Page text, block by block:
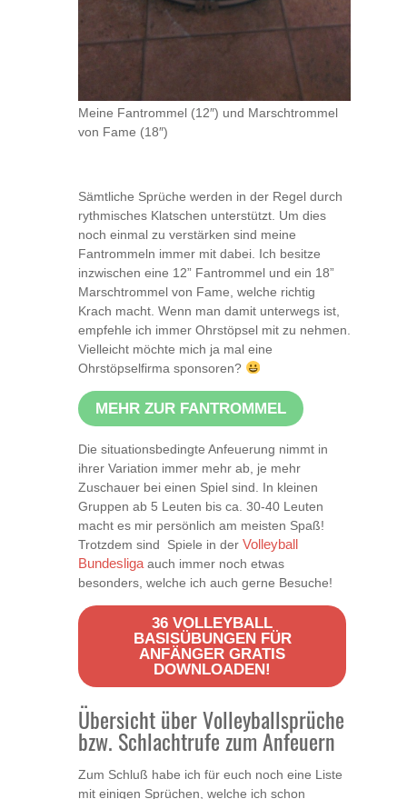
Meine Fantrommel (12″) und Marschtrommel
von Fame (18″)
Sämtliche Sprüche werden in der Regel durch
rythmisches Klatschen unterstützt. Um dies
noch einmal zu verstärken sind meine
Fantrommeln immer mit dabei. Ich besitze
inzwischen eine 12” Fantrommel und ein 18”
Marschtrommel von Fame, welche richtig
Krach macht. Wenn man damit unterwegs ist,
empfehle ich immer Ohrstöpsel mit zu nehmen.
Vielleicht möchte mich ja mal eine
Ohrstöpselfirma sponsoren?
MEHR ZUR FANTROMMEL
Die situationsbedingte Anfeuerung nimmt in
ihrer Variation immer mehr ab, je mehr
Zuschauer bei einen Spiel sind. In kleinen
Gruppen ab 5 Leuten bis ca. 30-40 Leuten
macht es mir persönlich am meisten Spaß!
Trotzdem sind Spiele in der Volleyball
Bundesliga auch immer noch etwas
besonders, welche ich auch gerne Besuche!
36 VOLLEYBALL
BASISÜBUNGEN FÜR
ANFÄNGER GRATIS
DOWNLOADEN!
Übersicht über Volleyballsprüche
bzw. Schlachtrufe zum Anfeuern
Zum Schluß habe ich für euch noch eine Liste
mit einigen Sprüchen, welche ich schon